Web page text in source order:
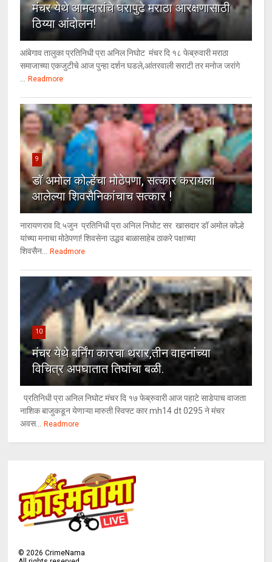
मंचर येथे आमदारांचे घरापुढे मराठा आरक्षणासाठी
ठिय्या आंदोलन!
आंबेगाव तालुका प्रतिनिधी प्रा अनिल निघोट मंचर दि १८ फेब्रुवारी मराठा
समाजाच्या एकजुटीचे आज पुन्हा दर्शन घडले,आंतरवाली सराटी तर मनोज जरांगे
... Readmore
9
डॉ अमोल कोल्हेंचा मोठेपणा, सत्कार करायला
आलेल्या शिवसैनिकांचाच सत्कार !
नारायणराव दि.५जुन प्रतिनिधी प्रा अनिल निघोट सर खासदार डॉ अमोल कोल्हे
यांच्या मनाचा मोठेपणा! शिवसेना उद्धव बाळासाहेब ठाकरे पक्षाच्या
शिवसैन... Readmore
10
मंचर येथे बर्निंग कारचा थरार,तीन वाहनांच्या
विचित्र अपघातात तिघांचा बळी.
प्रतिनिधी प्रा अनिल निघोट मंचर दि १७ फेब्रुवारी आज पहाटे साडेपाच वाजता
नाशिक बाजुकडून येणाऱ्या मारुती स्विफ्ट कार mh14 dt 0295 ने मंचर
अवस... Readmore
©2026 CrimeNama